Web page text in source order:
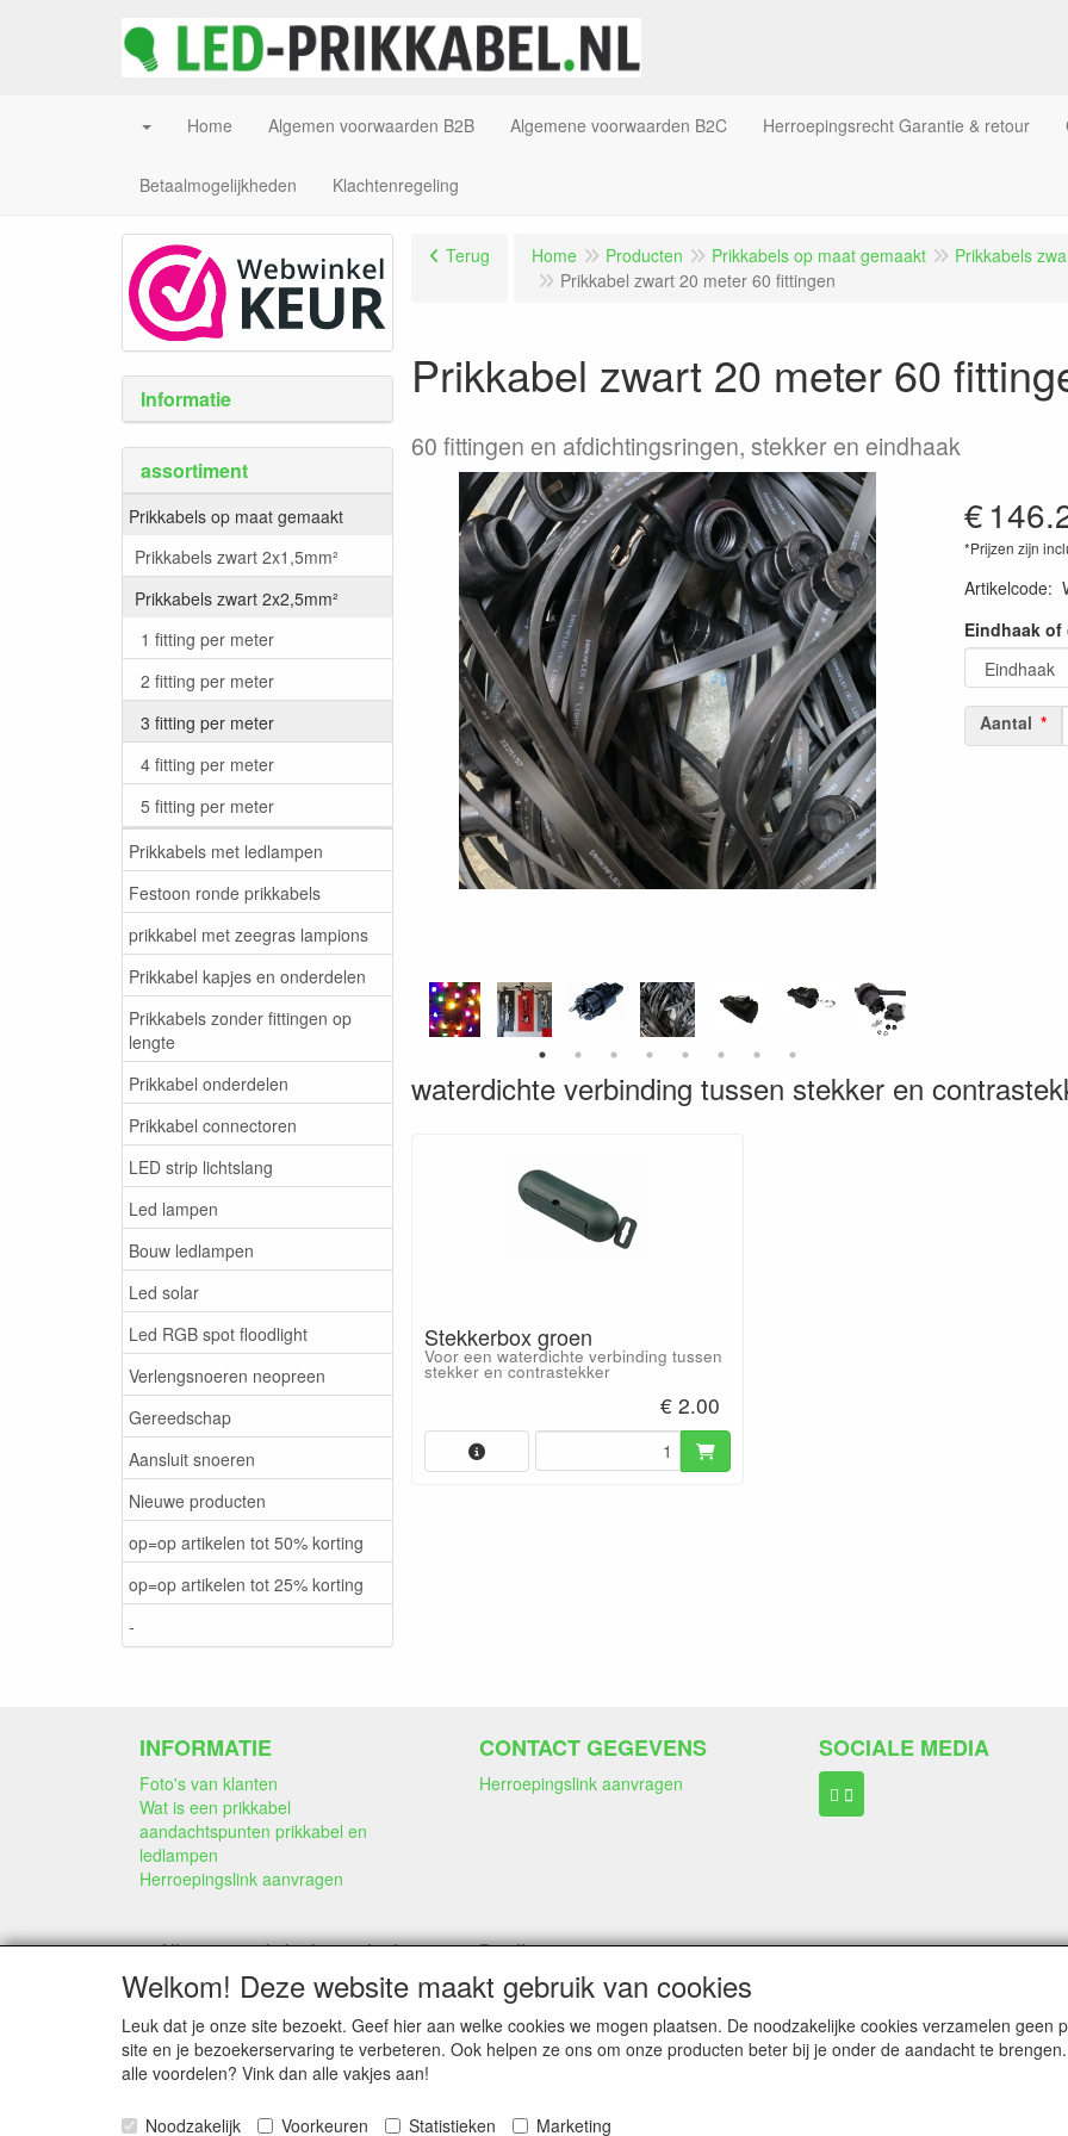
Home Algemen voorwaarden B2B Algemene voorwaarden B2C Herroepingsrecht Garantie & retour
Betaalmogelijkheden Klachtenregeling
Informatie
assortiment
Prikkabels op maat gemaakt
Prikkabels zwart 2x1,5mm²
Prikkabels zwart 2x2,5mm²
1 fitting per meter
2 fitting per meter
3 fitting per meter
4 fitting per meter
5 fitting per meter
Prikkabels met ledlampen
Festoon ronde prikkabels
prikkabel met zeegras lampions
Prikkabel kapjes en onderdelen
Prikkabels zonder fittingen op
lengte
Prikkabel onderdelen
Prikkabel connectoren
LED strip lichtslang
Led lampen
Bouw ledlampen
Led solar
Led RGB spot floodlight
Verlengsnoeren neopreen
Gereedschap
Aansluit snoeren
Nieuwe producten
op=op artikelen tot 50% korting
op=op artikelen tot 25% korting
-
Terug Home Producten Prikkabels op maat gemaakt
Prikkabels
Prikkabel zwart 20 meter 60 fittingen
Prikkabel zwart 20 meter 60
60 fittingen en afdichtingsringen, stekker en eindhaak
€
*Prijzen zijn
Artikelcode:
Eindhaak
Aantal
waterdichte verbinding tussen stekker en
Stekkerbox groen
Voor een waterdichte verbinding tussen
stekker en contrastekker
€ 2.00
INFORMATIE
Foto's van klanten
Wat is een prikkabel
aandachtspunten prikkabel en
ledlampen
Herroepingslink aanvragen
CONTACT GEGEVENS
Herroepingslink aanvragen
SOCIALE MEDIA
Alle genoemde bedragen in deze
webwinkel
zijn inclusief 21% BTW
Betalingen:
Wero Ideal
Paypal
Bancontact (belgië)
Welkom! Deze website maakt gebruik van cookies
Leuk dat je onze site bezoekt. Geef hier aan welke cookies we mogen plaatsen. De noodzakelijke cookies verzamelen
site en je bezoekerservaring te verbeteren. Ook helpen ze ons om onze producten beter bij je onder de aandacht te
alle voordelen? Vink dan alle vakjes aan!
Noodzakelijk Voorkeuren Statistieken Marketing